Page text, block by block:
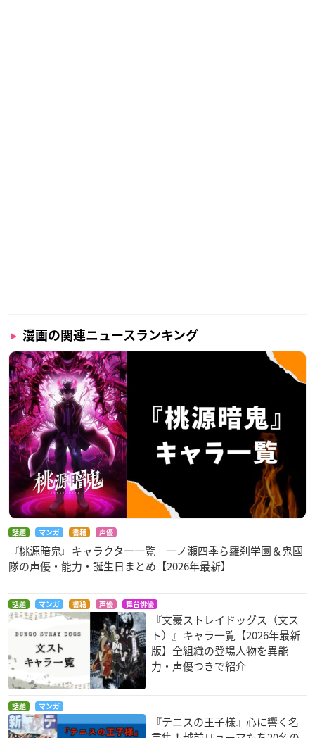
漫画の関連ニュースランキング
話題 マンガ 書籍 声優
『桃源暗鬼』キャラクター一覧 一ノ瀬四季ら羅刹学園＆鬼國
隊の声優・能力・誕生日まとめ【2026年最新】
話題 マンガ 書籍 声優 舞台俳優
『文豪ストレイドッグス（文ス
ト）』キャラ一覧【2026年最新
版】全組織の登場人物を異能
力・声優つきで紹介
話題 マンガ
『テニスの王子様』心に響く名